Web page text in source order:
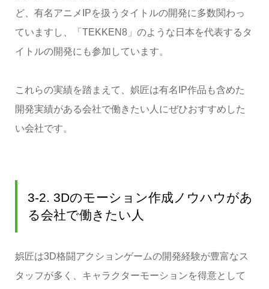
ど、有名アニメIPを扱うタイトルの開発に多数関わっ
ていますし、「TEKKEN8」のような日本を代表するタ
イトルの開発にも参加しています。
これらの実績を踏まえて、娯匠は有名IP作品も含めた
開発実績がある会社で働きたい人にぜひおすすめした
い会社です。
3-2. 3Dのモーション作成ノウハウがあ
る会社で働きたい人
娯匠は3D格闘アクションゲームの開発経験が豊富なス
タッフが多く、キャラクターモーションを得意として